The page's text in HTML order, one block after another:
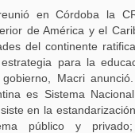
en Córdoba la
de América y el
del continente
para la
Macri
es Sistema
en la
público y